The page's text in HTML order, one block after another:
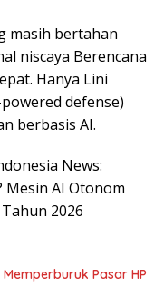
masih bertahan
niscaya Berencana
Hanya Lini
defense)
berbasis AI.
News:
Mesin AI Otonom
2026
Pasar HP